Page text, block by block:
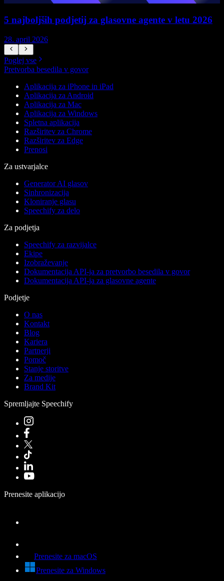
5 najboljših podjetij za glasovne agente v letu 2026
28. april 2026
Poglej vse
Pretvorba besedila v govor
Aplikacija za iPhone in iPad
Aplikacija za Android
Aplikacija za Mac
Aplikacija za Windows
Spletna aplikacija
Razširitev za Chrome
Razširitev za Edge
Prenosi
Za ustvarjalce
Generator AI glasov
Sinhronizacija
Kloniranje glasu
Speechify za delo
Za podjetja
Speechify za razvijalce
Ekipe
Izobraževanje
Dokumentacija API-ja za pretvorbo besedila v govor
Dokumentacija API-ja za glasovne agente
Podjetje
O nas
Kontakt
Blog
Kariera
Partnerji
Pomoč
Stanje storitve
Za medije
Brand Kit
Spremljajte Speechify
Prenesite aplikacijo
Prenesite za macOS
Prenesite za Windows